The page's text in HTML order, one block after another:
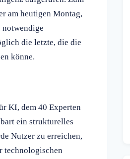
am heutigen Montag,
die letzte, die die
könne.
KI, dem 40 Experten
ein strukturelles
Nutzer zu erreichen,
technologischen